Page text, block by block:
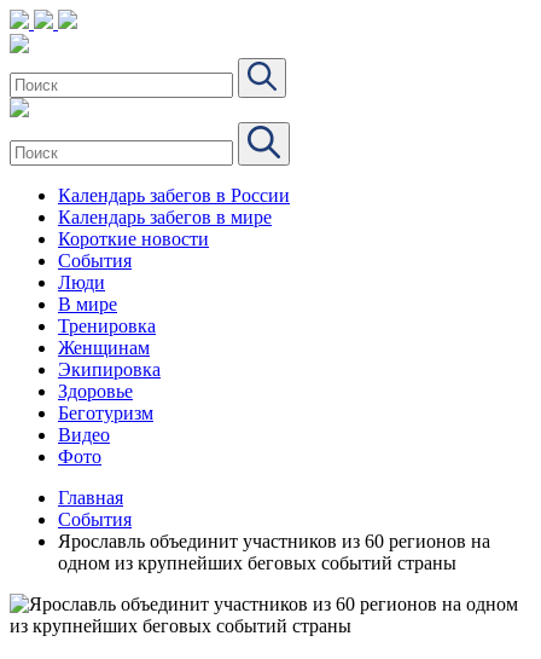
Календарь забегов в России
Календарь забегов в мире
Короткие новости
События
Люди
В мире
Тренировка
Женщинам
Экипировка
Здоровье
Беготуризм
Видео
Фото
Главная
События
Ярославль объединит участников из 60 регионов на
одном из крупнейших беговых событий страны